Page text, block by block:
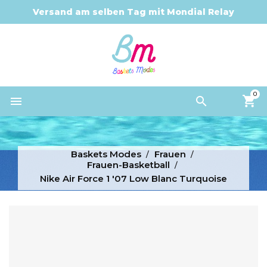
Versand am selben Tag mit Mondial Relay


0
Baskets Modes
Frauen
Frauen-Basketball
Nike Air Force 1 '07 Low Blanc Turquoise